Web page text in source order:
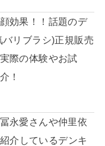
効果！！話題のデ
リブラシ)正規販売
際の体験やお試
！
永愛さんや仲里依
介しているデンキ